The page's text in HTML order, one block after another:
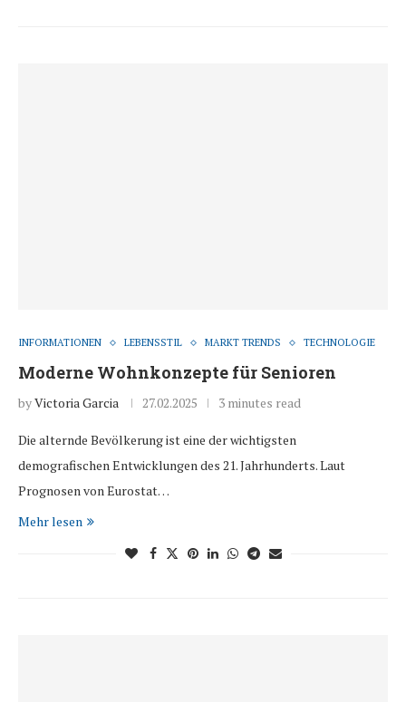
INFORMATIONEN LEBENSSTIL MARKT TRENDS TECHNOLOGIE
Moderne Wohnkonzepte für Senioren
byVictoria Garcia 27.02.2025 3 minutes read
Die alternde Bevölkerung ist eine der wichtigsten
demografischen Entwicklungen des 21. Jahrhunderts. Laut
Prognosen von Eurostat…
Mehr lesen